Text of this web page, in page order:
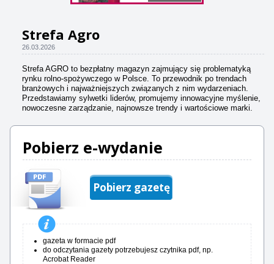
Strefa Agro
26.03.2026
Strefa AGRO to bezpłatny magazyn zajmujący się problematyką
rynku rolno-spożywczego w Polsce. To przewodnik po trendach
branżowych i najważniejszych związanych z nim wydarzeniach.
Przedstawiamy sylwetki liderów, promujemy innowacyjne myślenie,
nowoczesne zarządzanie, najnowsze trendy i wartościowe marki.
Pobierz e-wydanie
Pobierz gazetę
gazeta w formacie pdf
do odczytania gazety potrzebujesz czytnika pdf, np.
Acrobat Reader